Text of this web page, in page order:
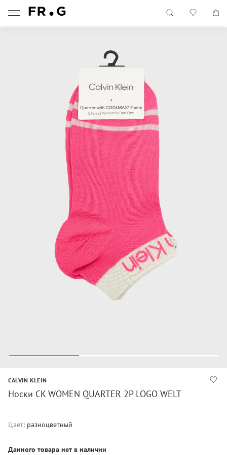
CALVIN KLEIN
Носки CK WOMEN QUARTER 2P LOGO WELT
Цвет: разноцветный
Данного товара нет в наличии